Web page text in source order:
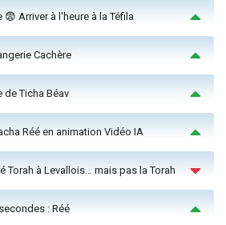
Arriver à l'heure à la Téfila
Cachère
de Ticha Béav
Réé en animation Vidéo IA
Torah à Levallois… mais pas la Torah
: Réé